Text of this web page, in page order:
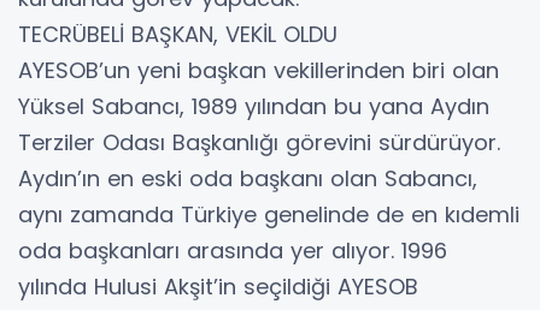
TECRÜBELİ BAŞKAN, VEKİL OLDU
AYESOB’un yeni başkan vekillerinden biri olan
Yüksel Sabancı, 1989 yılından bu yana Aydın
Terziler Odası Başkanlığı görevini sürdürüyor.
Aydın’ın en eski oda başkanı olan Sabancı,
aynı zamanda Türkiye genelinde de en kıdemli
oda başkanları arasında yer alıyor. 1996
yılında Hulusi Akşit’in seçildiği AYESOB